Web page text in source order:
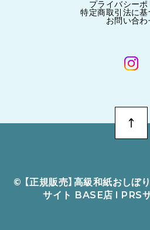
プライバシー
特定商取引法に
お問い合わ
©︎ 【正規販売】高級和紙おしぼ
サイト BASE店 l PRS